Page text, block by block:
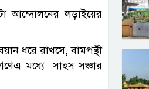
আন্দোলনের লড়াইয়ের
ধরে রাখসে, বামপন্থী
মধ্যে সাহস সঞ্চার